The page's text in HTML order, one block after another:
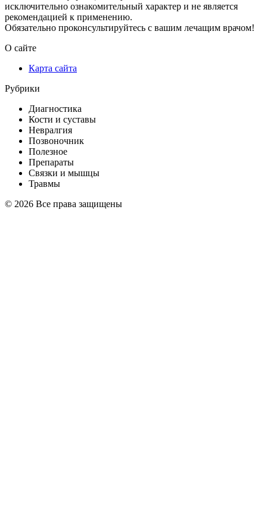
исключительно ознакомительный характер и не является
рекомендацией к применению.
Обязательно проконсультируйтесь с вашим лечащим врачом!
О сайте
Карта сайта
Рубрики
Диагностика
Кости и суставы
Невралгия
Позвоночник
Полезное
Препараты
Связки и мышцы
Травмы
© 2026 Все права защищены